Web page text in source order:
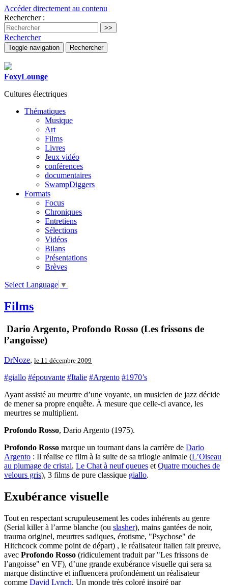
Accéder directement au contenu
Rechercher :
Rechercher
Toggle navigation Rechercher
FoxyLounge
Cultures électriques
Thématiques
Musique
Art
Films
Livres
Jeux vidéo
conférences
documentaires
SwampDiggers
Formats
Focus
Chroniques
Entretiens
Sélections
Vidéos
Bilans
Présentations
Brèves
Select Language ▼
Films
Dario Argento, Profondo Rosso (Les frissons de
l’angoisse)
DrNoze, le 11 décembre 2009
#giallo #épouvante #Italie #Argento #1970’s
Ayant assisté au meurtre d’une voyante, un musicien de jazz décide
de mener sa propre enquête. À mesure que celle-ci avance, les
meurtres se multiplient.
Profondo Rosso, Dario Argento (1975).
Profondo Rosso marque un tournant dans la carrière de Dario
Argento : Il réalise ce film à la suite de sa trilogie animale (L’Oiseau
au plumage de cristal, Le Chat à neuf queues et Quatre mouches de
velours gris), 3 films de pure classique giallo.
Exubérance visuelle
Tout en respectant scrupuleusement les codes inhérents au genre
(Serial killer à l’arme blanche (ou slasher), mains gantées de noir,
trauma originel, meurtres sadiques, érotisme, "Psychose" de
Hitchcock comme point de départ) , le réalisateur italien fait preuve,
avec Profondo Rosso (ridiculement traduit par "Les frissons de
l’angoisse" en VF), d’une grande exubérance visuelle qui sera sa
marque distinctive et influencera profondément un réalisateur
comme David Lynch. Un monde très coloré inspiré par